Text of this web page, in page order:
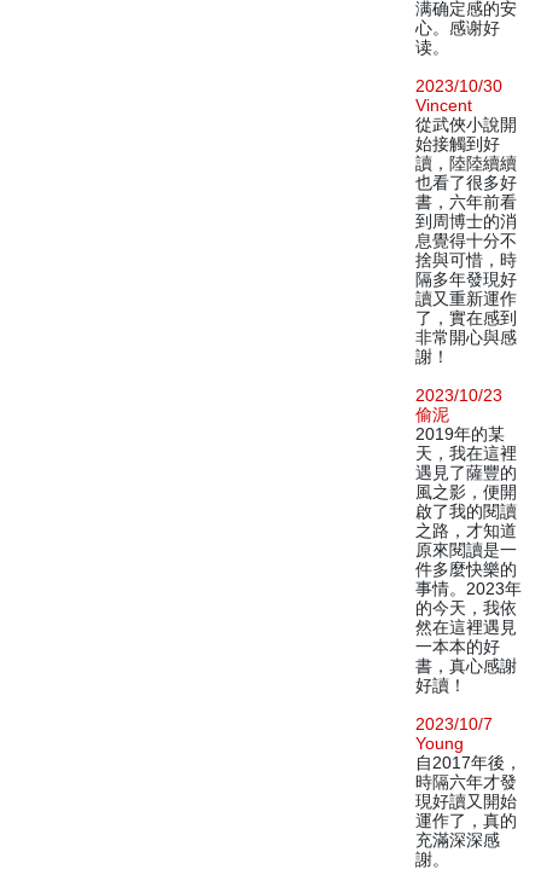
满确定感的安
心。感谢好
读。
2023/10/30
Vincent
從武俠小說開
始接觸到好
讀，陸陸續續
也看了很多好
書，六年前看
到周博士的消
息覺得十分不
捨與可惜，時
隔多年發現好
讀又重新運作
了，實在感到
非常開心與感
謝！
2023/10/23
偷泥
2019年的某
天，我在這裡
遇見了薩豐的
風之影，便開
啟了我的閱讀
之路，才知道
原來閱讀是一
件多麼快樂的
事情。2023年
的今天，我依
然在這裡遇見
一本本的好
書，真心感謝
好讀！
2023/10/7
Young
自2017年後，
時隔六年才發
現好讀又開始
運作了，真的
充滿深深感
謝。